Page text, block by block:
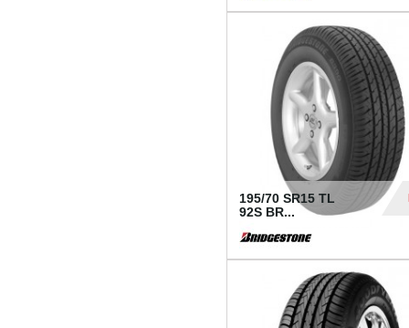
195/70 SR15 TL
92S BR...